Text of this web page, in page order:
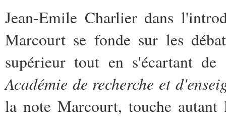
Jean-Emile Charlier dans
Marcourt se fonde sur les
supérieur tout en s'écartant
Académie de recherche et
la note Marcourt, touche autant